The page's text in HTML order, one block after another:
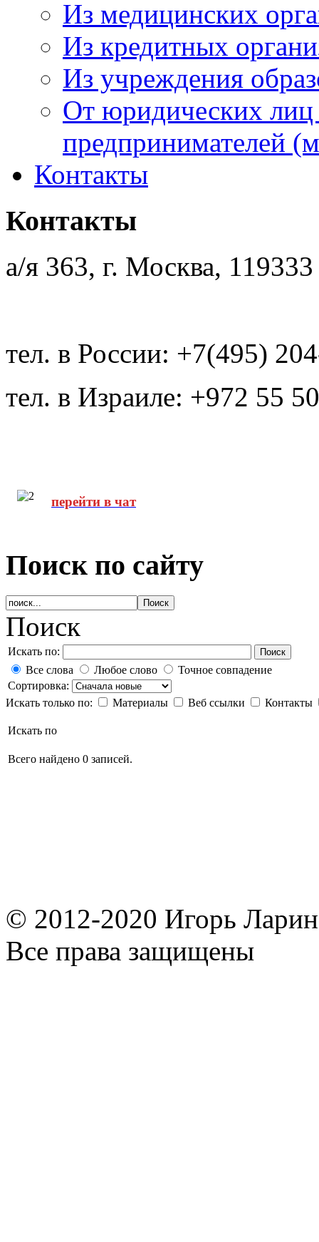
Из медицинских
Из кредитных
Из учреждения
От юридических
предпринимателей
Контакты
Контакты
а/я 363, г. Москва, 119333
тел. в России: +7(495)
тел. в Израиле: +972 55
перейти в чат
Поиск по сайту
Поиск
Искать по: Поиск
Все слова Любое слово
Точное совпадение
Сортировка:
Искать только по:
Материалы Веб ссылки Контакты
Искать по
Всего найдено 0 записей.
© 2012-2020 Игорь
Все права защищены